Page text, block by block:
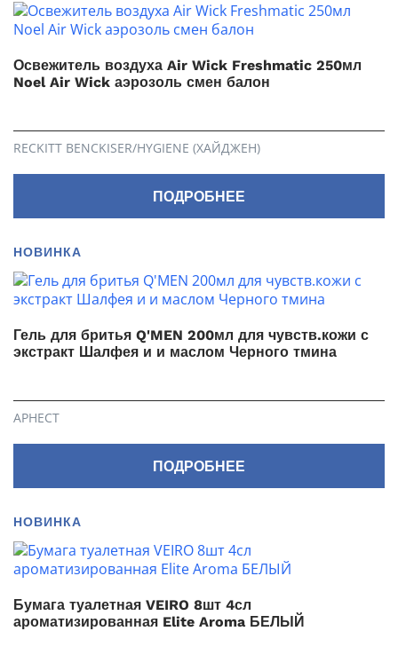
Освежитель воздуха Air Wick Freshmatic 250мл
Noel Air Wick аэрозоль смен балон
RECKITT BENCKISER/HYGIENE (ХАЙДЖЕН)
ПОДРОБНЕЕ
НОВИНКА
Гель для бритья Q'MEN 200мл для чувств.кожи с
экстракт Шалфея и и маслом Черного тмина
АРНЕСТ
ПОДРОБНЕЕ
НОВИНКА
Бумага туалетная VEIRO 8шт 4сл
ароматизированная Elite Aroma БЕЛЫЙ